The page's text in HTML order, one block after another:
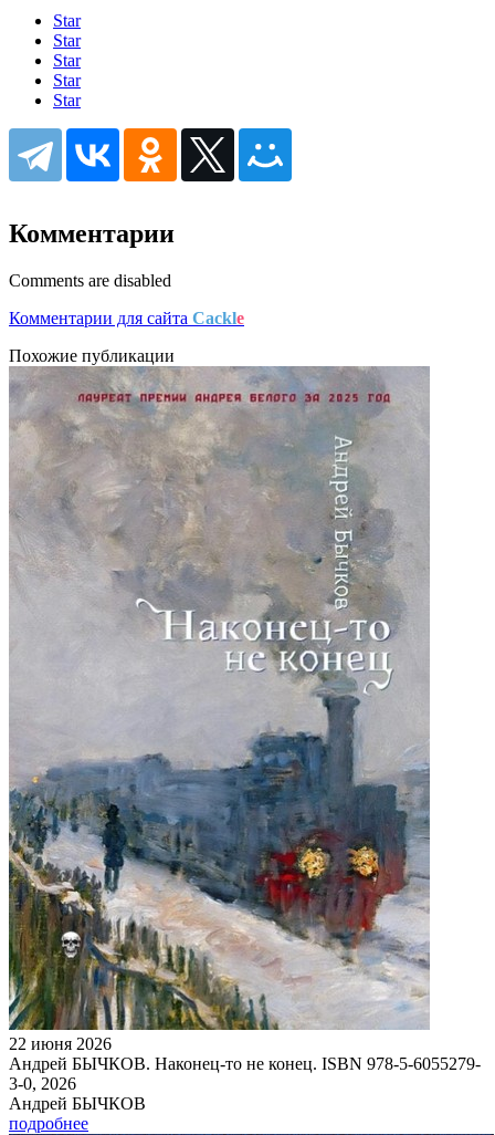
Star
Star
Star
Star
Star
Комментарии
Comments are disabled
Комментарии для сайта Cackle
Похожие публикации
22 июня 2026
Андрей БЫЧКОВ. Наконец-то не конец. ISBN 978-5-6055279-
3-0, 2026
Андрей БЫЧКОВ
подробнее